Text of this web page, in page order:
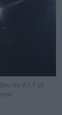
na A1 Fot.